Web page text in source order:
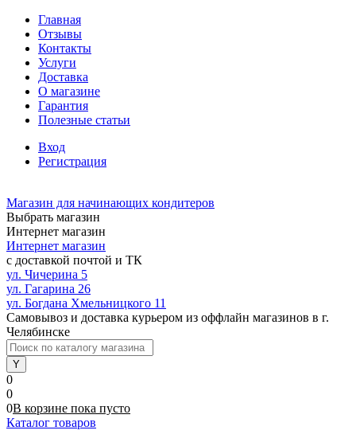
Главная
Отзывы
Контакты
Услуги
Доставка
О магазине
Гарантия
Полезные статьи
Вход
Регистрация
Магазин для начинающих кондитеров
Выбрать магазин
Интернет магазин
Интернет магазин
с доставкой почтой и ТК
ул. Чичерина 5
ул. Гагарина 26
ул. Богдана Хмельницкого 11
Самовывоз и доставка курьером из оффлайн магазинов в г.
Челябинске
0
0
0В корзине пока пусто
Каталог товаров